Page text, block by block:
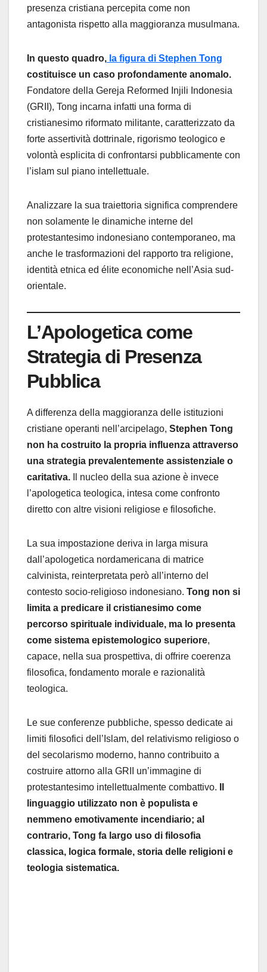
presenza cristiana percepita come non
antagonista rispetto alla maggioranza musulmana.
In questo quadro, la figura di Stephen Tong
costituisce un caso profondamente anomalo.
Fondatore della Gereja Reformed Injili Indonesia
(GRII), Tong incarna infatti una forma di
cristianesimo riformato militante, caratterizzato da
forte assertività dottrinale, rigorismo teologico e
volontà esplicita di confrontarsi pubblicamente con
l’islam sul piano intellettuale.
Analizzare la sua traiettoria significa comprendere
non solamente le dinamiche interne del
protestantesimo indonesiano contemporaneo, ma
anche le trasformazioni del rapporto tra religione,
identità etnica ed élite economiche nell’Asia sud-
orientale.
L’Apologetica come
Strategia di Presenza
Pubblica
A differenza della maggioranza delle istituzioni
cristiane operanti nell’arcipelago, Stephen Tong
non ha costruito la propria influenza attraverso
una strategia prevalentemente assistenziale o
caritativa. Il nucleo della sua azione è invece
l’apologetica teologica, intesa come confronto
diretto con altre visioni religiose e filosofiche.
La sua impostazione deriva in larga misura
dall’apologetica nordamericana di matrice
calvinista, reinterpretata però all’interno del
contesto socio-religioso indonesiano. Tong non si
limita a predicare il cristianesimo come
percorso spirituale individuale, ma lo presenta
come sistema epistemologico superiore,
capace, nella sua prospettiva, di offrire coerenza
filosofica, fondamento morale e razionalità
teologica.
Le sue conferenze pubbliche, spesso dedicate ai
limiti filosofici dell’Islam, del relativismo religioso o
del secolarismo moderno, hanno contribuito a
costruire attorno alla GRII un’immagine di
protestantesimo intellettualmente combattivo.
linguaggio utilizzato non è populista e
nemmeno emotivamente incendiario; al
contrario, Tong fa largo uso di filosofia
classica, logica formale, storia delle religioni e
teologia sistematica.